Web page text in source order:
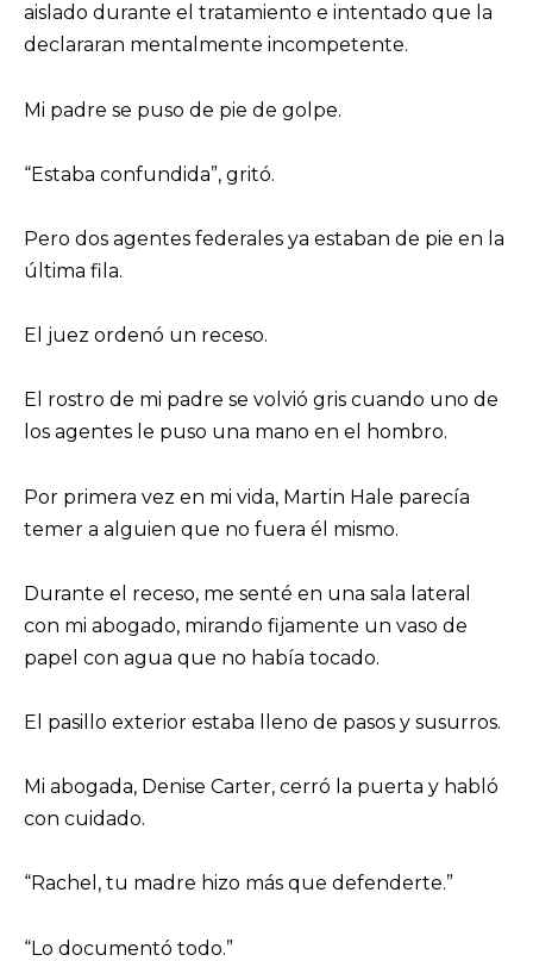
aislado durante el tratamiento e intentado que la
declararan mentalmente incompetente.
Mi padre se puso de pie de golpe.
“Estaba confundida”, gritó.
Pero dos agentes federales ya estaban de pie en la
última fila.
El juez ordenó un receso.
El rostro de mi padre se volvió gris cuando uno de
los agentes le puso una mano en el hombro.
Por primera vez en mi vida, Martin Hale parecía
temer a alguien que no fuera él mismo.
Durante el receso, me senté en una sala lateral
con mi abogado, mirando fijamente un vaso de
papel con agua que no había tocado.
El pasillo exterior estaba lleno de pasos y susurros.
Mi abogada, Denise Carter, cerró la puerta y habló
con cuidado.
“Rachel, tu madre hizo más que defenderte.”
“Lo documentó todo.”